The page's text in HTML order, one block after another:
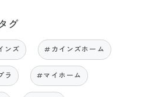
グ
ンズ #カインズホーム
ラ #マイホーム